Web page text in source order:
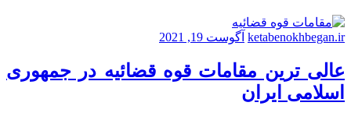
ketabenokhbegan.ir آگوست 19, 2021
عالی ترین مقامات قوه قضائیه در جمهوری
اسلامی ایران